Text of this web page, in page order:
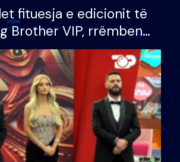
fituesja e edicionit të
Brother VIP, rrëmben
prej 100 mijë eurosh